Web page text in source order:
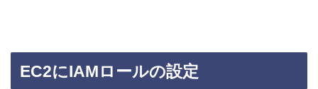
EC2にIAMロールの設定